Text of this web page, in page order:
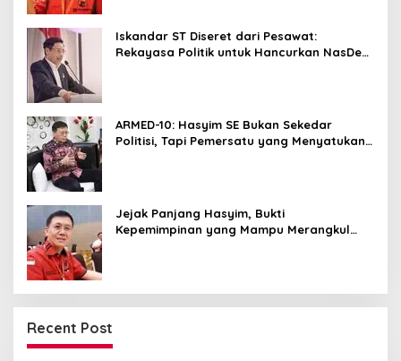
Iskandar ST Diseret dari Pesawat:
Rekayasa Politik untuk Hancurkan NasDem
ARMED-10: Hasyim SE Bukan Sekedar
Politisi, Tapi Pemersatu yang Menyatukan
Jejak Panjang Hasyim, Bukti
Kepemimpinan yang Mampu Merangkul
Recent Post